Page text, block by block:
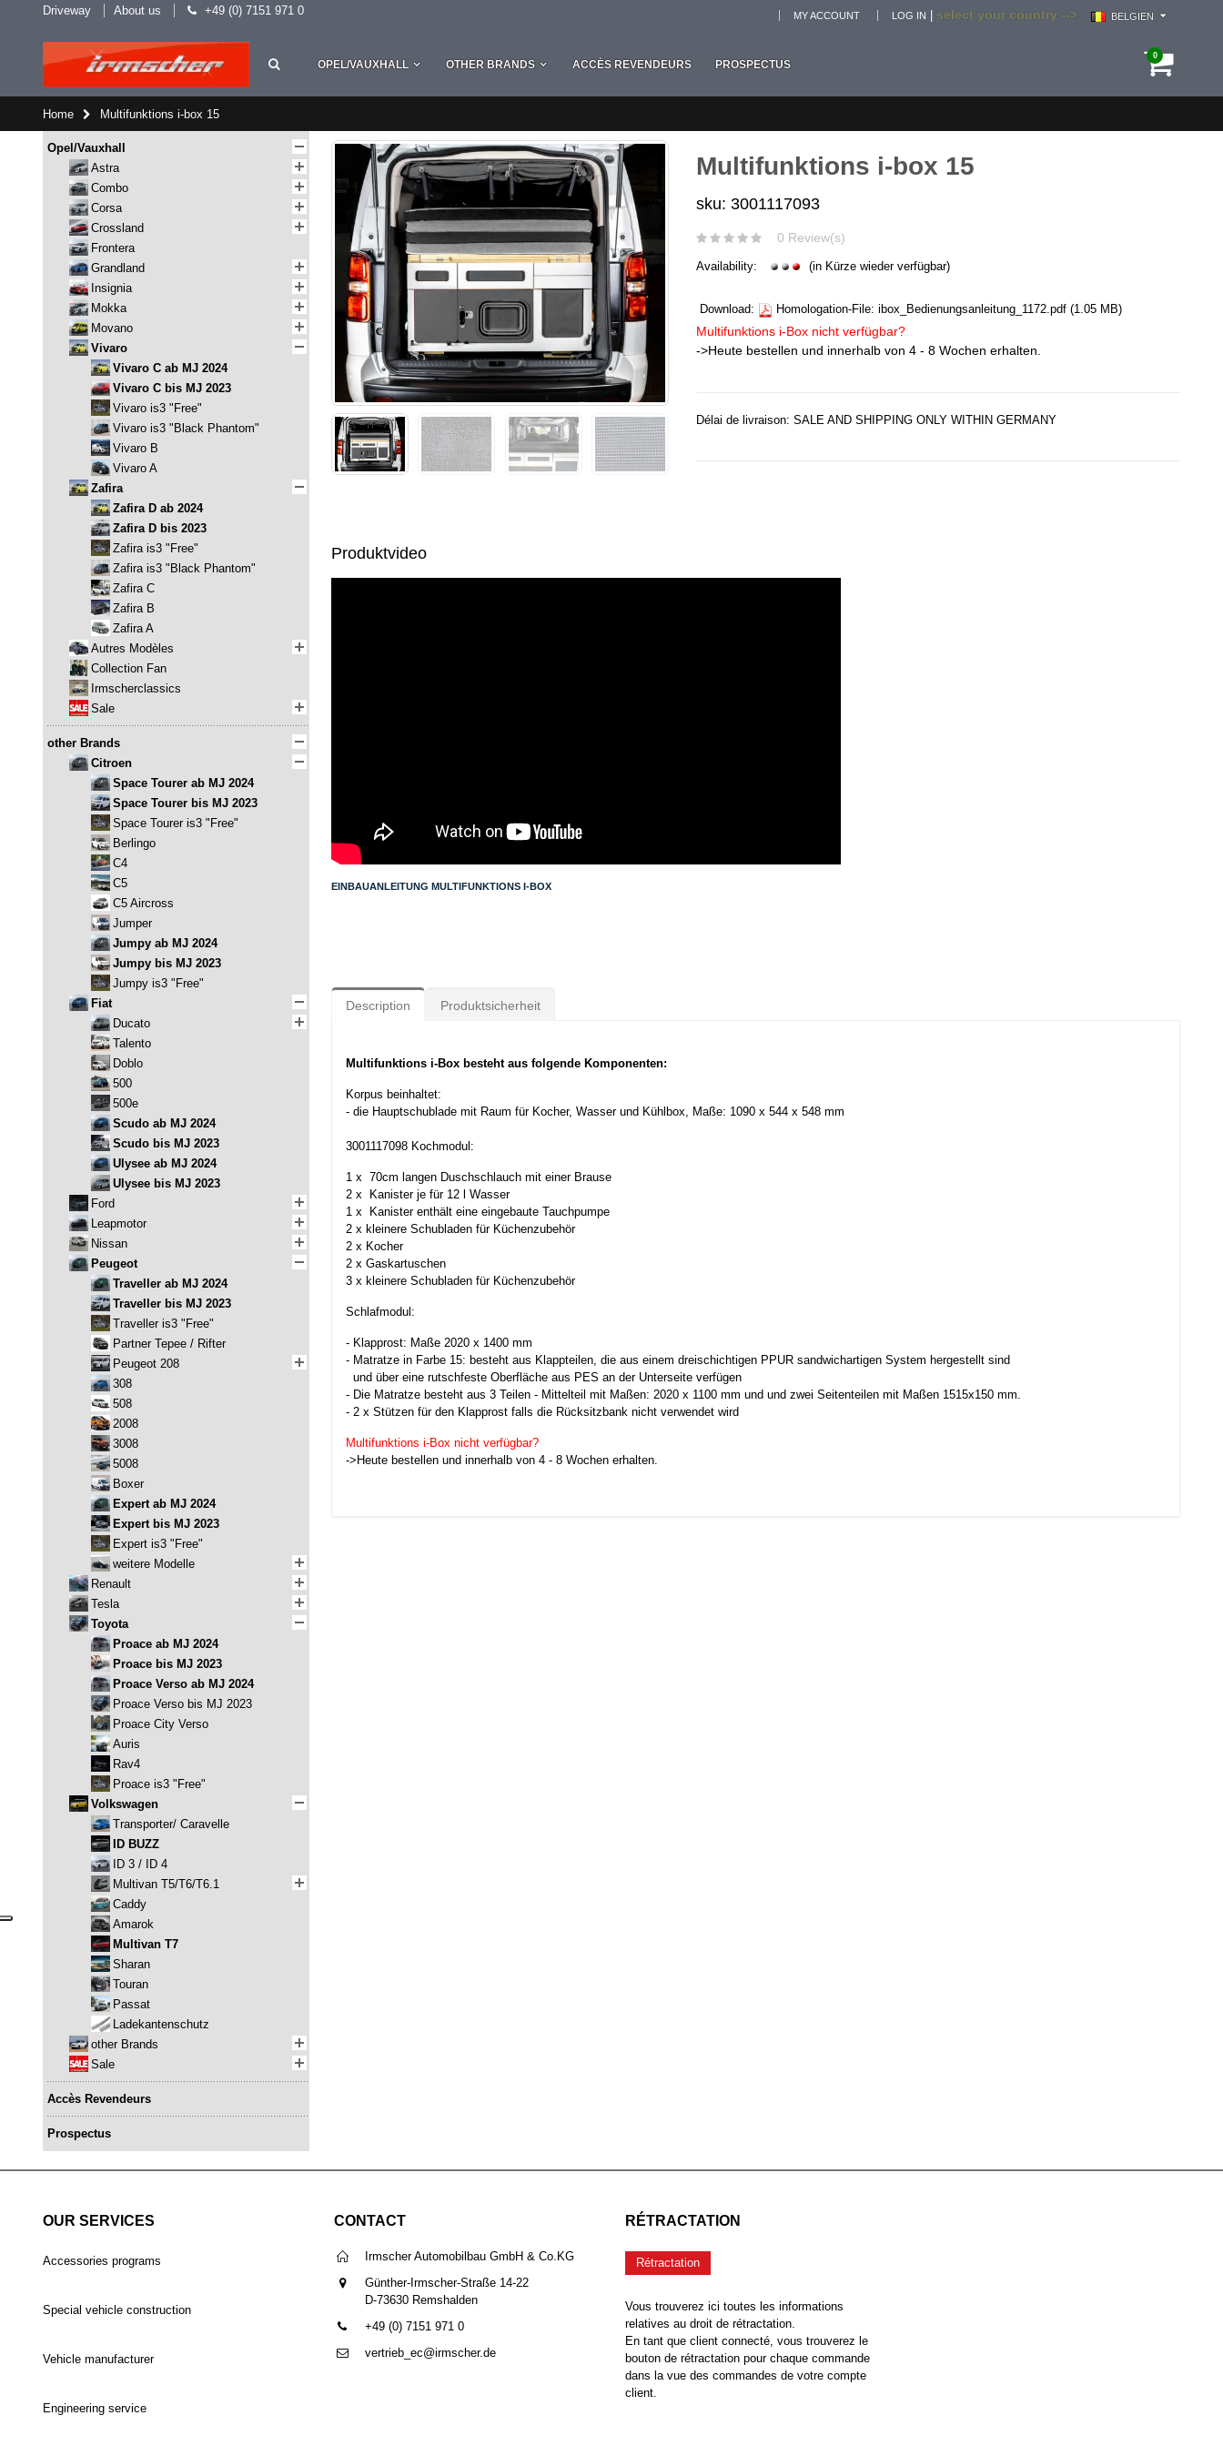
Driveway About us +49 (0) 7151 971 0 select your country --> BELGIEN
MY ACCOUNT LOG IN
0
OPEL/VAUXHALL OTHER BRANDS ACCÈS REVENDEURS PROSPECTUS
Home Multifunktions i-box 15
Multifunktions i-box 15
sku: 3001117093
0 Review(s)
Availability: (in Kürze wieder verfügbar)
Download: Homologation-File:ibox_Bedienungsanleitung_1172.pdf (1.05 MB)
Multifunktions i-Box nicht verfügbar?
->Heute bestellen und innerhalb von 4 - 8 Wochen erhalten.
Délai de livraison: SALE AND SHIPPING ONLY WITHIN GERMANY
Produktvideo
EINBAUANLEITUNG MULTIFUNKTIONS I-BOX
Description Produktsicherheit
Multifunktions i-Box besteht aus folgende Komponenten:
Korpus beinhaltet:
- die Hauptschublade mit Raum für Kocher, Wasser und Kühlbox, Maße: 1090 x 544 x 548 mm
3001117098 Kochmodul:
1 x 70cm langen Duschschlauch mit einer Brause
2 x Kanister je für 12 l Wasser
1 x Kanister enthält eine eingebaute Tauchpumpe
2 x kleinere Schubladen für Küchenzubehör
2 x Kocher
2 x Gaskartuschen
3 x kleinere Schubladen für Küchenzubehör
Schlafmodul:
- Klapprost: Maße 2020 x 1400 mm
- Matratze in Farbe 15: besteht aus Klappteilen, die aus einem dreischichtigen PPUR sandwichartigen System hergestellt sind
und über eine rutschfeste Oberfläche aus PES an der Unterseite verfügen
- Die Matratze besteht aus 3 Teilen - Mittelteil mit Maßen: 2020 x 1100 mm und und zwei Seitenteilen mit Maßen 1515x150 mm.
- 2 x Stützen für den Klapprost falls die Rücksitzbank nicht verwendet wird
Multifunktions i-Box nicht verfügbar?
->Heute bestellen und innerhalb von 4 - 8 Wochen erhalten.
Opel/Vauxhall
Astra
Combo
Corsa
Crossland
Frontera
Grandland
Insignia
Mokka
Movano
Vivaro
Vivaro C ab MJ 2024
Vivaro C bis MJ 2023
Vivaro is3 "Free"
Vivaro is3 "Black Phantom"
Vivaro B
Vivaro A
Zafira
Zafira D ab 2024
Zafira D bis 2023
Zafira is3 "Free"
Zafira is3 "Black Phantom"
Zafira C
Zafira B
Zafira A
Autres Modèles
Collection Fan
Irmscherclassics
Sale
other Brands
Citroen
Space Tourer ab MJ 2024
Space Tourer bis MJ 2023
Space Tourer is3 "Free"
Berlingo
C4
C5
C5 Aircross
Jumper
Jumpy ab MJ 2024
Jumpy bis MJ 2023
Jumpy is3 "Free"
Fiat
Ducato
Talento
Doblo
500
500e
Scudo ab MJ 2024
Scudo bis MJ 2023
Ulysee ab MJ 2024
Ulysee bis MJ 2023
Ford
Leapmotor
Nissan
Peugeot
Traveller ab MJ 2024
Traveller bis MJ 2023
Traveller is3 "Free"
Partner Tepee / Rifter
Peugeot 208
308
508
2008
3008
5008
Boxer
Expert ab MJ 2024
Expert bis MJ 2023
Expert is3 "Free"
weitere Modelle
Renault
Tesla
Toyota
Proace ab MJ 2024
Proace bis MJ 2023
Proace Verso ab MJ 2024
Proace Verso bis MJ 2023
Proace City Verso
Auris
Rav4
Proace is3 "Free"
Volkswagen
Transporter/ Caravelle
ID BUZZ
ID 3 / ID 4
Multivan T5/T6/T6.1
Caddy
Amarok
Multivan T7
Sharan
Touran
Passat
Ladekantenschutz
other Brands
Sale
Accès Revendeurs
Prospectus
OUR SERVICES
Accessories programs
Special vehicle construction
Vehicle manufacturer
Engineering service
CONTACT
Irmscher Automobilbau GmbH & Co.KG
Günther-Irmscher-Straße 14-22
D-73630 Remshalden
+49 (0) 7151 971 0
vertrieb_ec@irmscher.de
RÉTRACTATION
Rétractation
Vous trouverez ici toutes les informations
relatives au droit de rétractation.
En tant que client connecté, vous trouverez le
bouton de rétractation pour chaque commande
dans la vue des commandes de votre compte
client.